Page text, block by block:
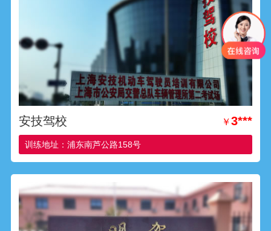
安技驾校 ￥3***
训练地址：浦东南芦公路158号